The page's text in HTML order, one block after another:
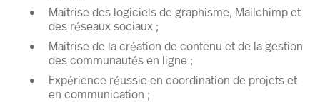
Maitrise des logiciels de graphisme, Mailchimp et
des réseaux sociaux ;
Maitrise de la création de contenu et de la gestion
des communautés en ligne ;
Expérience réussie en coordination de projets et
en communication ;